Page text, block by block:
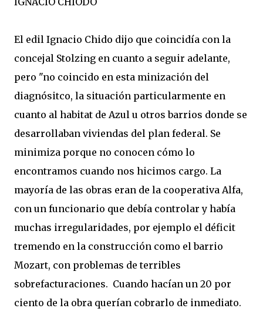
El edil Ignacio Chido dijo que coincidía con la
concejal Stolzing en cuanto a seguir adelante,
pero "no coincido en esta minización del
diagnósitco, la situación particularmente en
cuanto al habitat de Azul u otros barrios donde se
desarrollaban viviendas del plan federal. Se
minimiza porque no conocen cómo lo
encontramos cuando nos hicimos cargo. La
mayoría de las obras eran de la cooperativa Alfa,
con un funcionario que debía controlar y había
muchas irregularidades, por ejemplo el déficit
tremendo en la construcción como el barrio
Mozart, con problemas de terribles
sobrefacturaciones. Cuando hacían un 20 por
ciento de la obra querían cobrarlo de inmediato.